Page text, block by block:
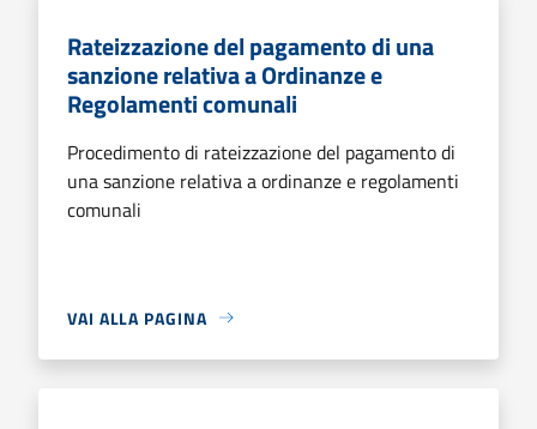
Rateizzazione del pagamento di una
sanzione relativa a Ordinanze e
Regolamenti comunali
Procedimento di rateizzazione del pagamento di
una sanzione relativa a ordinanze e regolamenti
comunali
VAI ALLA PAGINA